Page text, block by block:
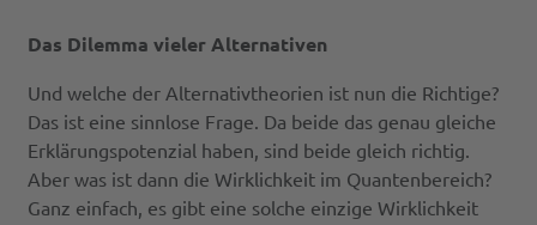
Das Dilemma vieler Alternativen
Und welche der Alternativtheorien ist nun die Richtige?
Das ist eine sinnlose Frage. Da beide das genau gleiche
Erklärungspotenzial haben, sind beide gleich richtig.
Aber was ist dann die Wirklichkeit im Quantenbereich?
Ganz einfach, es gibt eine solche einzige Wirklichkeit